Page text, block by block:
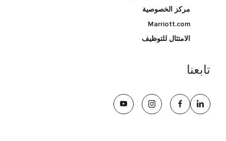
مركز الخصوصية
Marriott.com
الامتثال للتوظيف
تابعنا